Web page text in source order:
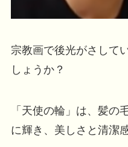
宗教画で後光がさして
しょうか？
「天使の輪」は、髪の
に輝き、美しさと清潔